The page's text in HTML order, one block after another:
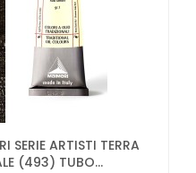
SERIE ARTISTI TERRA
(493) TUBO...